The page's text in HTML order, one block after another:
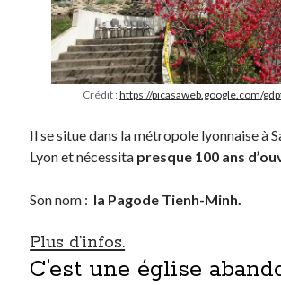
Crédit :https://picasaweb.google.com/
Il se situe dans la métropole lyonnaise à
Lyon et nécessita presque 100 ans
Son nom : la Pagode Tienh-Minh.
Plus d’infos.
C’est une église